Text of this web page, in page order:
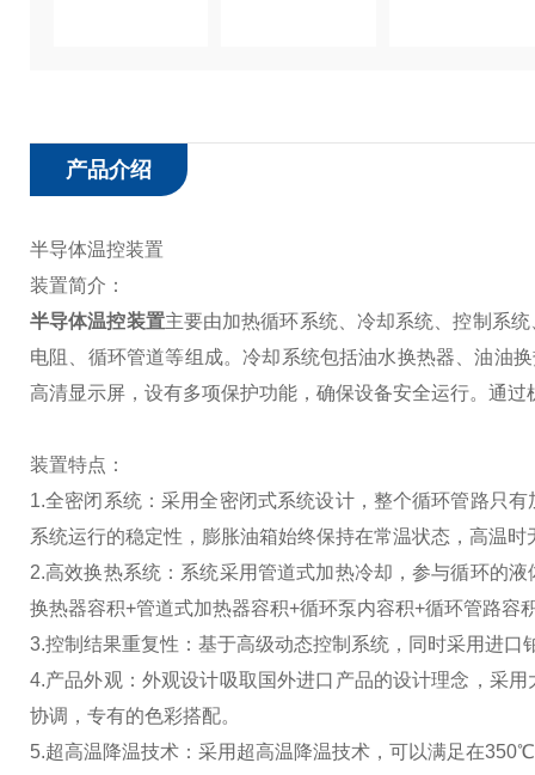
产品介绍
半导体温控装置
装置简介：
半导体温控装置主要由加热循环系统、冷却系统、控制系
电阻、循环管道等组成。冷却系统包括油水换热器、油油
高清显示屏，设有多项保护功能，确保设备安全运行。通
装置特点：
1.全密闭系统：采用全密闭式系统设计，整个循环管路只
系统运行的稳定性，膨胀油箱始终保持在常温状态，高温时
2.高效换热系统：系统采用管道式加热冷却，参与循环的
换热器容积+管道式加热器容积+循环泵内容积+循环管路
3.控制结果重复性：基于高级动态控制系统，同时采用进
4.产品外观：外观设计吸取国外进口产品的设计理念，采
协调，专有的色彩搭配。
5.超高温降温技术：采用超高温降温技术，可以满足在